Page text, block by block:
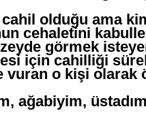
olduğu ama
cehaletini
görmek
için cahilliği
vuran o kişi olarak
ağabiyim,